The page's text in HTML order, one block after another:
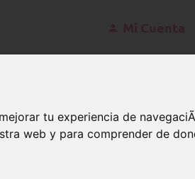
tu experiencia de
web y para comprender de